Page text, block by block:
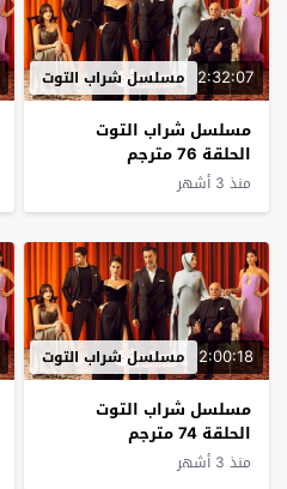
2:32:07 مسلسل شراب التوت
مسلسل شراب التوت
الحلقة 76 مترجم
منذ 3 أشهر
2:00:18 مسلسل شراب التوت
مسلسل شراب التوت
الحلقة 74 مترجم
منذ 3 أشهر